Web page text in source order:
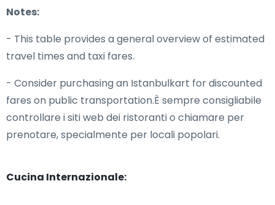
Notes:
- This table provides a general overview of estimated
travel times and taxi fares.
- Consider purchasing an Istanbulkart for discounted
fares on public transportation.È sempre consigliabile
controllare i siti web dei ristoranti o chiamare per
prenotare, specialmente per locali popolari.
Cucina Internazionale: